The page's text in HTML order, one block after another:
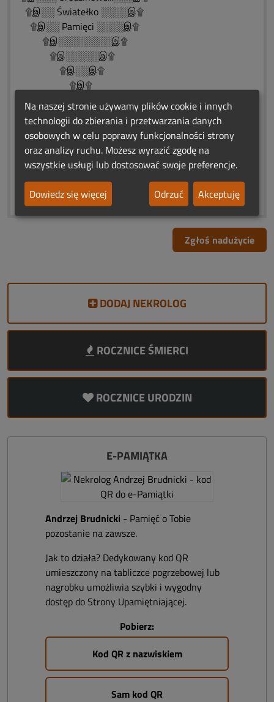
۩இ░░ Światełko ░░░░இ۩
۩இ░░ Pamięci ░░░░இ۩
۩இ░░░░░░░░இ۩
۩இ░░░░░இ۩
۩இ░░இ۩
۩இ۩
❀*¯*♥*¯*❀*¯*♥*¯*❀*¯*♥*¯*❀
..„ Rozłąka jest naszym losem,
....spotkanie naszą nadzieją...
..Zostawiam modlitwę.❄️♨️❄️
♨❤️ԑ̮̑♦̮̑ɜܓ♨❤️♨ ԑ̮̑♦̮̑ɜܓ❤️♨
❀*¯*♥*¯*❀*¯*♥*¯*❀*¯*♥*¯*
Zgłoś nadużycie
DODAJ NEKROLOG
ROCZNICE ŚMIERCI
ROCZNICE URODZIN
E-PAMIĄTKA
Andrzej Brudnicki - Pamięć o Tobie
pozostanie na zawsze.
Jak to działa? Dedykowany kod QR
umieszczony na tabliczce pogrzebowej lub
nagrobku umożliwia szybki i wygodny
dostęp do Strony Upamiętniającej.
Pobierz:
Kod QR z nazwiskiem
Sam kod QR
Na naszej stronie używamy plików cookie i innych
technologii do zbierania i przetwarzania danych
osobowych w celu poprawy funkcjonalności strony
oraz analizy ruchu. Możesz wyrazić zgodę na
wszystkie usługi lub dostosować swoje preferencje.
Dowiedz się więcej
Odrzuć Akceptuję